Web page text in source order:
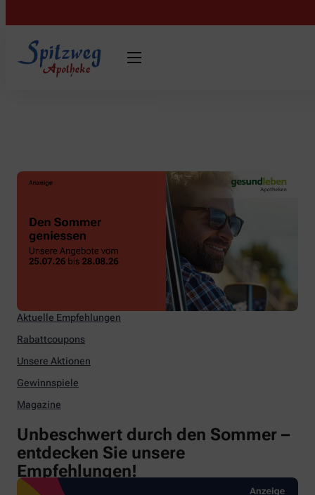
Aktuelle Empfehlungen
Rabattcoupons
Unsere Aktionen
Gewinnspiele
Magazine
Unbeschwert durch den Sommer –
entdecken Sie unsere
Empfehlungen!